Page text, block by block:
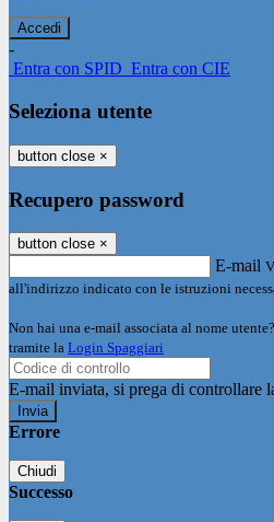
-
Entra con SPID Entra con CIE
Seleziona utente
button close ×
Recupero password
button close ×
E-mail
all'indirizzo indicato con le istruzioni
Non hai una e-mail associata al nome
tramite la Login Spaggiari
E-mail inviata, si prega di controllare
Errore
Chiudi
Successo